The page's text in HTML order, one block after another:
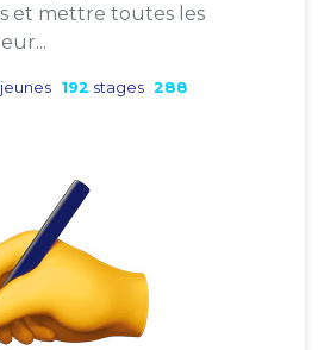
et mettre toutes les
jeunes 192 stages 288